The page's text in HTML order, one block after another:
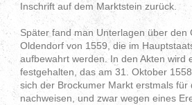
Inschrift auf dem Marktstein zurück.
Später fand man Unterlagen über den
Oldendorf von 1559, die im
aufbewahrt werden. In den Akten wird
festgehalten, das am 31. Oktober
sich der Brockumer Markt erstmals für
nachweisen, und zwar wegen eines